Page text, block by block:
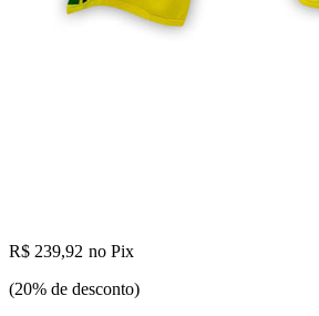
R$ 239,92 no Pix
(20% de desconto)